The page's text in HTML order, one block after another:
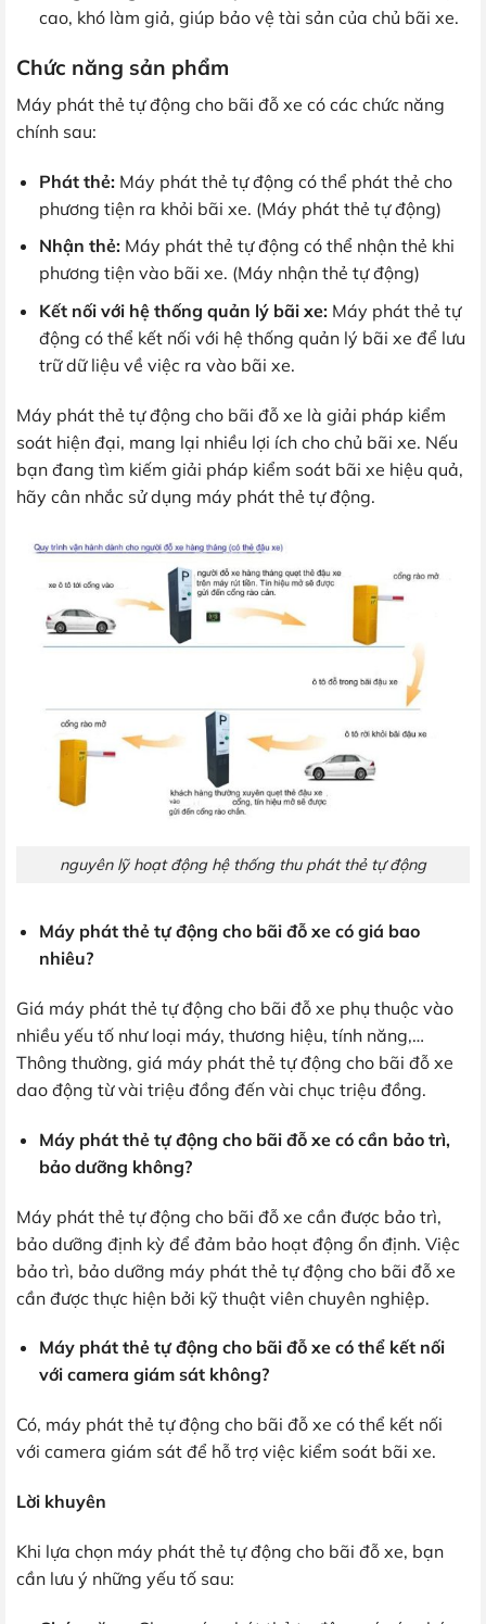
cao, khó làm giả, giúp bảo vệ tài sản của chủ bãi xe.
Chức năng sản phẩm
Máy phát thẻ tự động cho bãi đỗ xe có các chức năng
chính sau:
Phát thẻ:Máy phát thẻ tự động có thể phát thẻ cho
phương tiện ra khỏi bãi xe. (Máy phát thẻ tự động)
Nhận thẻ:Máy phát thẻ tự động có thể nhận thẻ khi
phương tiện vào bãi xe. (Máy nhận thẻ tự động)
Kết nối với hệ thống quản lý bãi xe:Máy phát thẻ tự
động có thể kết nối với hệ thống quản lý bãi xe để lưu
trữ dữ liệu về việc ra vào bãi xe.
Máy phát thẻ tự động cho bãi đỗ xe là giải pháp kiểm
soát hiện đại, mang lại nhiều lợi ích cho chủ bãi xe. Nếu
bạn đang tìm kiếm giải pháp kiểm soát bãi xe hiệu quả,
hãy cân nhắc sử dụng máy phát thẻ tự động.
nguyên lỹ hoạt động hệ thống thu phát thẻ tự động
Máy phát thẻ tự động cho bãi đỗ xe có giá bao
nhiêu?
Giá máy phát thẻ tự động cho bãi đỗ xe phụ thuộc vào
nhiều yếu tố như loại máy, thương hiệu, tính năng,…
Thông thường, giá máy phát thẻ tự động cho bãi đỗ xe
dao động từ vài triệu đồng đến vài chục triệu đồng.
Máy phát thẻ tự động cho bãi đỗ xe có cần bảo trì,
bảo dưỡng không?
Máy phát thẻ tự động cho bãi đỗ xe cần được bảo trì,
bảo dưỡng định kỳ để đảm bảo hoạt động ổn định. Việc
bảo trì, bảo dưỡng máy phát thẻ tự động cho bãi đỗ xe
cần được thực hiện bởi kỹ thuật viên chuyên nghiệp.
Máy phát thẻ tự động cho bãi đỗ xe có thể kết nối
với camera giám sát không?
Có, máy phát thẻ tự động cho bãi đỗ xe có thể kết nối
với camera giám sát để hỗ trợ việc kiểm soát bãi xe.
Lời khuyên
Khi lựa chọn máy phát thẻ tự động cho bãi đỗ xe, bạn
cần lưu ý những yếu tố sau: